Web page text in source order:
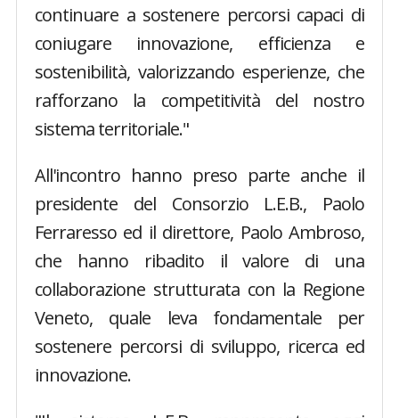
continuare a sostenere percorsi capaci di
coniugare innovazione, efficienza e
sostenibilità, valorizzando esperienze, che
rafforzano la competitività del nostro
sistema territoriale."
All'incontro hanno preso parte anche il
presidente del Consorzio L.E.B., Paolo
Ferraresso ed il direttore, Paolo Ambroso,
che hanno ribadito il valore di una
collaborazione strutturata con la Regione
Veneto, quale leva fondamentale per
sostenere percorsi di sviluppo, ricerca ed
innovazione.